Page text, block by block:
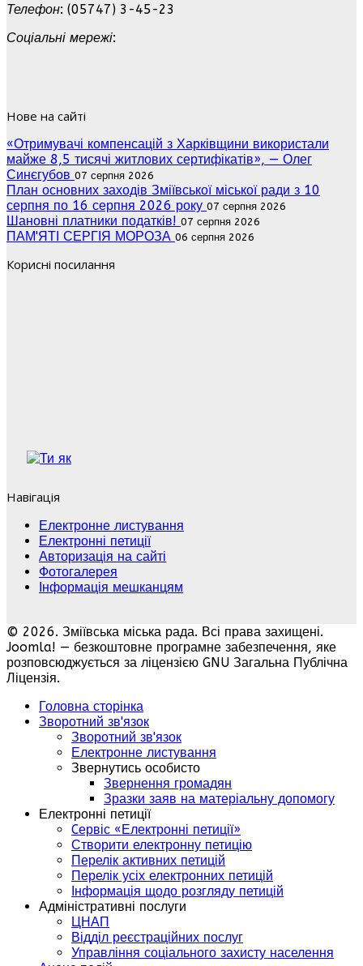
Телефон: (05747) 3-45-23
Соціальні мережі:
Нове на сайті
«Отримувачі компенсацій з Харківщини використали
майже 8,5 тисячі житлових сертифікатів», — Олег
Синєгубов 07 серпня 2026
План основних заходів Зміївської міської ради з 10
серпня по 16 серпня 2026 року 07 серпня 2026
Шановні платники податків! 07 серпня 2026
ПАМ'ЯТІ СЕРГІЯ МОРОЗА 06 серпня 2026
Корисні посилання
Навігація
Електронне листування
Електронні петиції
Авторизація на сайті
Фотогалерея
Інформація мешканцям
© 2026. Зміївська міська рада. Всі права захищені.
Joomla! — безкоштовне програмне забезпечення, яке
розповсюджується за ліцензією GNU Загальна Публічна
Ліцензія.
Головна сторінка
Зворотний зв'язок
Зворотний зв'язок
Електронне листування
Звернутись особисто
Звернення громадян
Зразки заяв на матеріальну допомогу
Електронні петиції
Cервіс «Електронні петиції»
Створити електронну петицію
Перелік активних петицій
Перелік усіх електронних петицій
Інформація щодо розгляду петицій
Адміністративні послуги
ЦНАП
Відділ реєстраційних послуг
Управління соціального захисту населення